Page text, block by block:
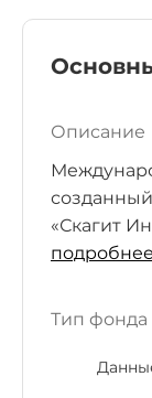
Описание
«Скагит
подробнее
Тип фонда